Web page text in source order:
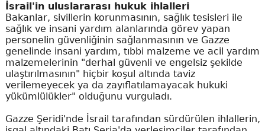
İsrail'in uluslararası hukuk ihlalleri
Bakanlar, sivillerin korunmasının, sağlık tesisleri ile
sağlık ve insani yardım alanlarında görev yapan
personelin güvenliğinin sağlanmasının ve Gazze
genelinde insani yardım, tıbbi malzeme ve acil yardım
malzemelerinin "derhal güvenli ve engelsiz şekilde
ulaştırılmasının" hiçbir koşul altında taviz
verilemeyecek ya da zayıflatılamayacak hukuki
yükümlülükler" olduğunu vurguladı.
Gazze Şeridi'nde İsrail tarafından sürdürülen ihlallerin,